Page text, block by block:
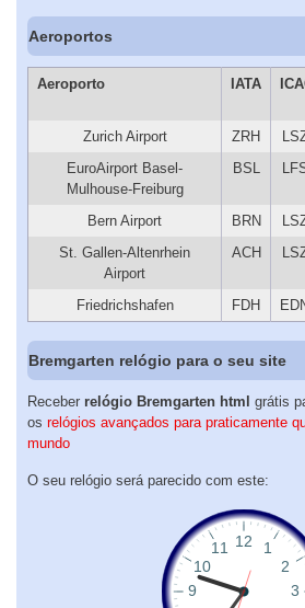
Aeroportos
Aeroporto IATA
Zurich Airport
ZRH
EuroAirport Basel-
Mulhouse-Freiburg
BSL
Bern Airport BRN
St. Gallen-Altenrhein
Airport
ACH
Friedrichshafen FDH
Bremgarten relógio para o seu site
Receber relógio Bremgarten html grátis
os relógios avançados para praticamente
mundo
O seu relógio será parecido com este: